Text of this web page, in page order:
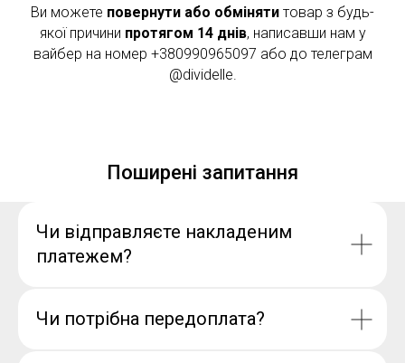
Ви можете повернути або обміняти товар з будь-
якої причини протягом 14 днів, написавши нам у
вайбер на номер +380990965097 або до телеграм
@dividelle.
Поширені запитання
Чи відправляєте накладеним
платежем?
Чи потрібна передоплата?